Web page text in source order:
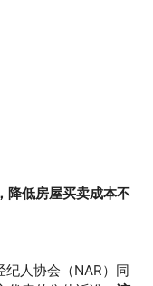
降低房屋买卖成本不
人协会（NAR）同